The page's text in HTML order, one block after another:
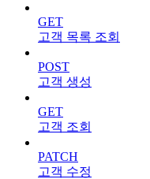
GET
고객 목록 조회
POST
고객 생성
GET
고객 조회
PATCH
고객 수정